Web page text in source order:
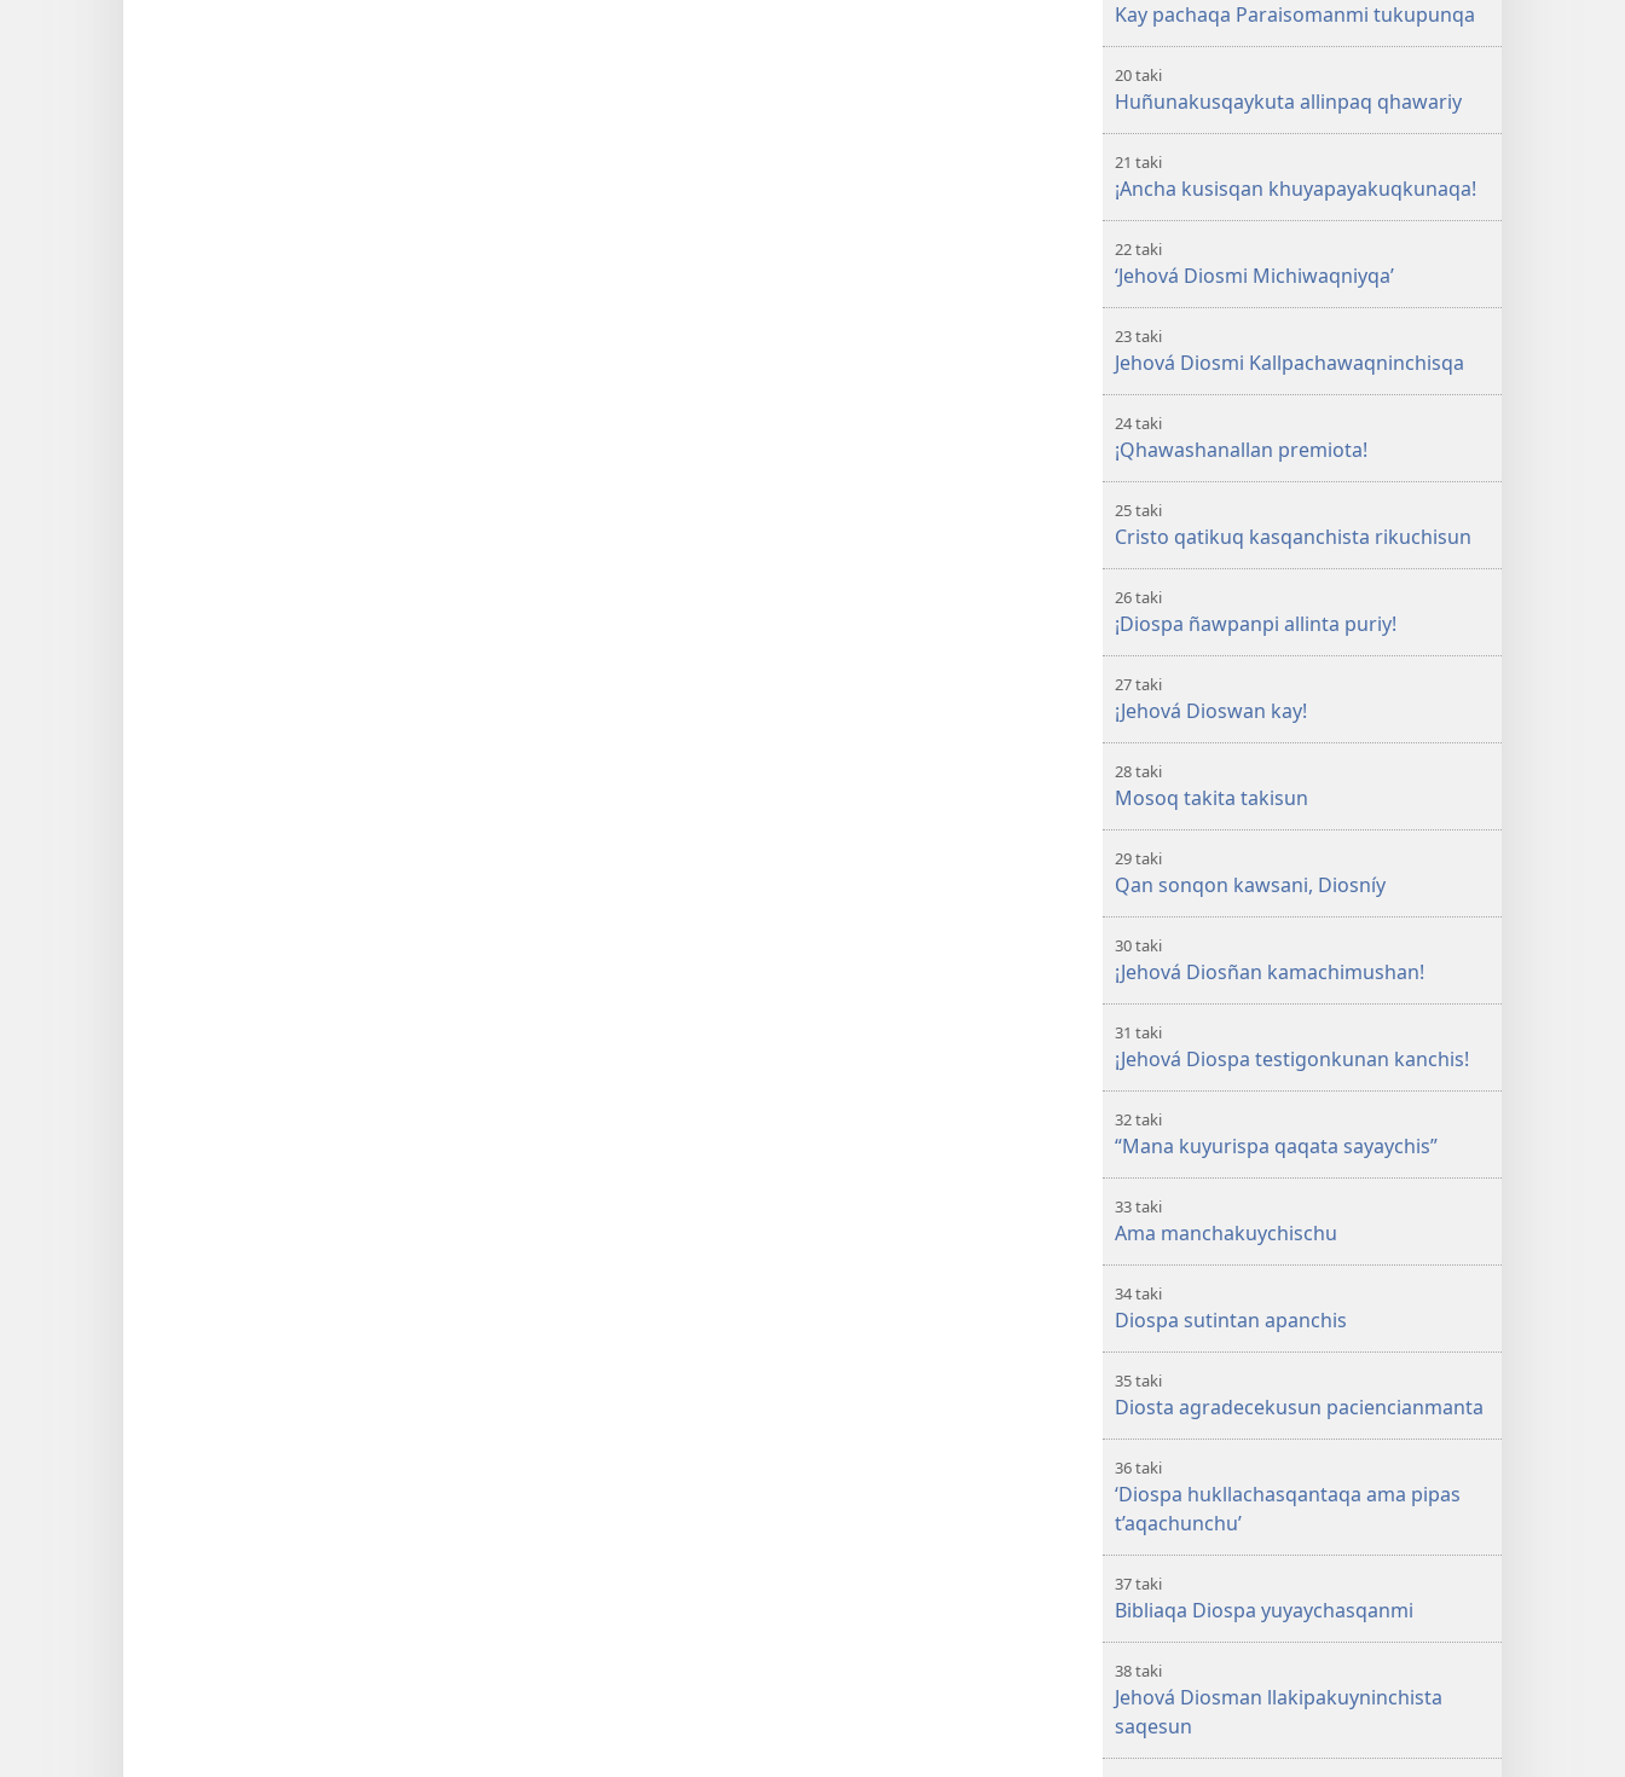
Kay pachaqa Paraisomanmi tukupunqa
20 taki
Huñunakusqaykuta allinpaq qhawariy
21 taki
¡Ancha kusisqan khuyapayakuqkunaqa!
22 taki
‘Jehová Diosmi Michiwaqniyqa’
23 taki
Jehová Diosmi Kallpachawaqninchisqa
24 taki
¡Qhawashanallan premiota!
25 taki
Cristo qatikuq kasqanchista rikuchisun
26 taki
¡Diospa ñawpanpi allinta puriy!
27 taki
¡Jehová Dioswan kay!
28 taki
Mosoq takita takisun
29 taki
Qan sonqon kawsani, Diosníy
30 taki
¡Jehová Diosñan kamachimushan!
31 taki
¡Jehová Diospa testigonkunan kanchis!
32 taki
“Mana kuyurispa qaqata sayaychis”
33 taki
Ama manchakuychischu
34 taki
Diospa sutintan apanchis
35 taki
Diosta agradecekusun paciencianmanta
36 taki
‘Diospa hukllachasqantaqa ama pipas
t’aqachunchu’
37 taki
Bibliaqa Diospa yuyaychasqanmi
38 taki
Jehová Diosman llakipakuyninchista
saqesun